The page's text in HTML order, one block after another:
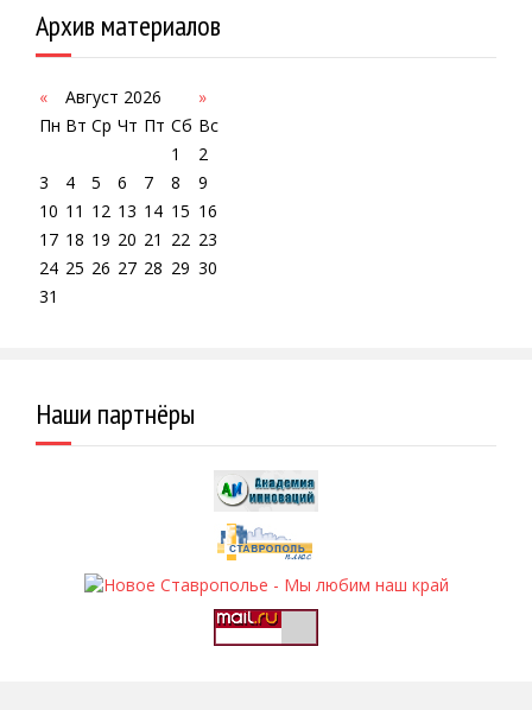
Архив материалов
« Август 2026
»
Пн Вт Ср Чт Пт Сб Вс
1
2
3
4 5 6 7 8
9
10 11 12 13 14 15 16
17 18 19 20 21 22 23
24 25 26 27 28 29 30
31
Наши партнёры